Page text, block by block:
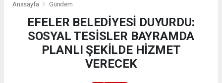
Anasayfa Gündem
EFELER BELEDİYESİ DUYURDU:
SOSYAL TESİSLER BAYRAMDA
PLANLI ŞEKİLDE HİZMET
VERECEK